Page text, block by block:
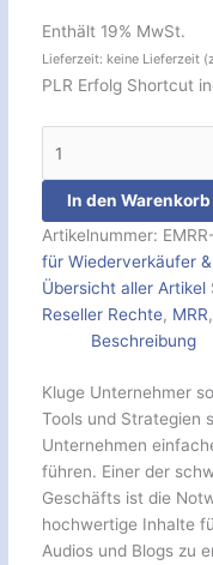
Enthält 19% MwSt.
Lieferzeit: keine Lieferzeit
PLR Erfolg Shortcut
In den Warenkorb
Artikelnummer:
für Wiederverkäufer
Übersicht aller Artikel
Reseller Rechte, MRR,
Beschreibung
Kluge Unternehmer
Tools und Strategien
Unternehmen
führen. Einer der
Geschäfts ist die
hochwertige Inhalte
Audios und Blogs zu